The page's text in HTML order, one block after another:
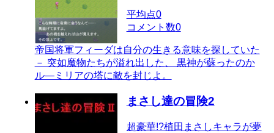
平均点0
コメント数0
帝国将軍フィーダは自分の生きる意味を探していた
－ 突如魔物たちが溢れ出した、 黒神が蘇ったのか
ル―ミリアの塔に敵を封じよ。
まさし達の冒険2
超豪華!?植田まさしキャラが夢